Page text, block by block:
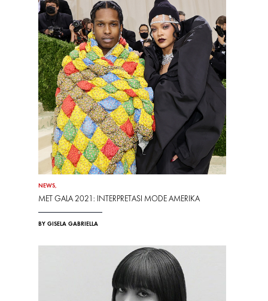
NEWS,
MET GALA 2021: INTERPRETASI MODE AMERIKA
BY GISELA GABRIELLA